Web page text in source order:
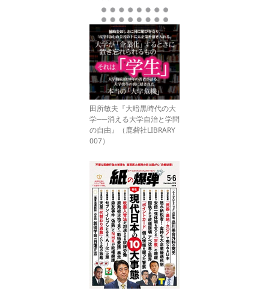
田所敏夫『大暗黒時代の大
学──消える大学自治と学問
の自由』（鹿砦社LIBRARY
007）